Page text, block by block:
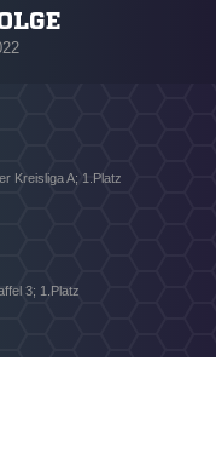
Kreisliga A; 1.Platz
3; 1.Platz